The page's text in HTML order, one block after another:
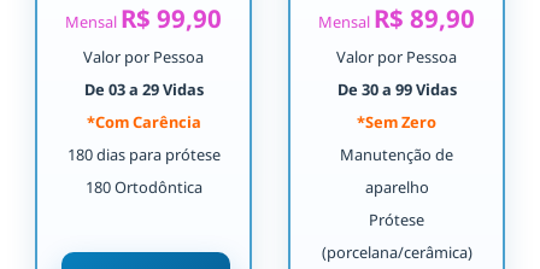
Mensal R$ 99,90
Valor por Pessoa
De 03 a 29 Vidas
*Com Carência
180 dias para prótese
180 Ortodôntica
Mensal R$ 89,90
Valor por Pessoa
De 30 a 99 Vidas
*Sem Zero
Manutenção de
aparelho
Prótese
(porcelana/cerâmica)